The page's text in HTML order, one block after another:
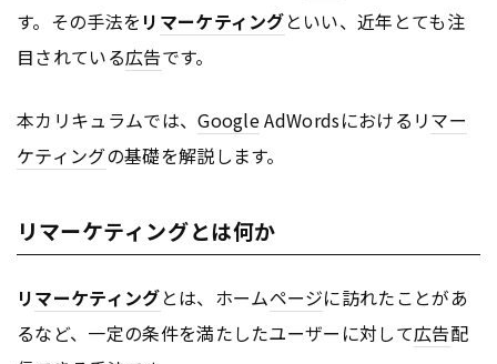
す。その手法を リ マーケティングといい、近年とても注
目されている広告です。
本カリキュラムでは、GoogleAdWordsにおけるリマー
ケティングの基礎を解説します。
リマーケティングとは何か
リマーケティングとは、ホームページに訪れたことがあ
るなど、一定の条件を満たしたユーザーに対して広告配